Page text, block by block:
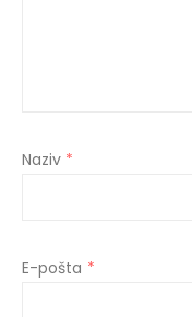
Naziv *
E-pošta *